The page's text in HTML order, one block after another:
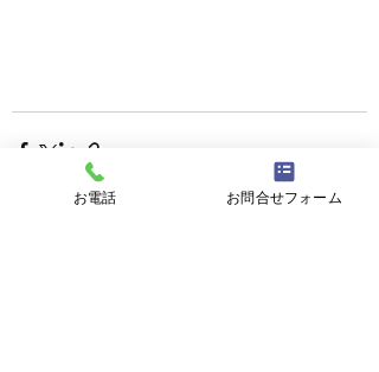
お電話 お問合せフォーム